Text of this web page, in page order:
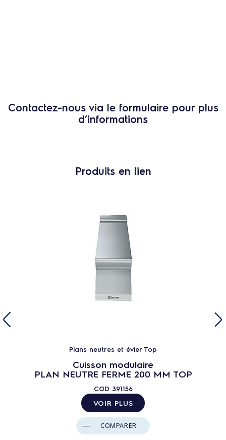
Contactez-nous via le formulaire pour plus
d’informations
Produits en lien
Plans neutres et évier Top
Cuisson modulaire
PLAN NEUTRE FERME 200 MM TOP
COD 391156
VOIR PLUS
COMPARER